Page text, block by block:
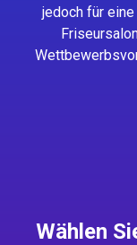
jedoch für
Wählen